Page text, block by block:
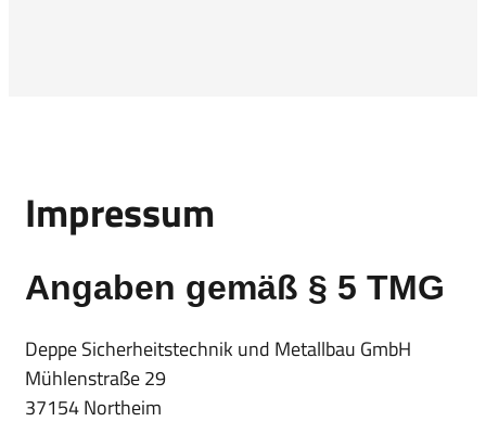
Impressum
Angaben gemäß § 5 TMG
Deppe Sicherheitstechnik und Metallbau GmbH
Mühlenstraße 29
37154 Northeim